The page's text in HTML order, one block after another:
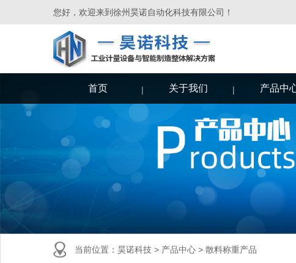
您好，欢迎来到徐州昊诺自动化科技有限公司！
首页 关于我们 产品中
当前位置： 昊诺科技 > 产品中心 > 散料称重产品